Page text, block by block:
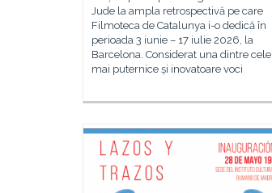
Jude la ampla retrospectivă pe care
Filmoteca de Catalunya i-o dedică în
perioada 3 iunie – 17 iulie 2026, la
Barcelona. Considerat una dintre cele
mai puternice și inovatoare voci